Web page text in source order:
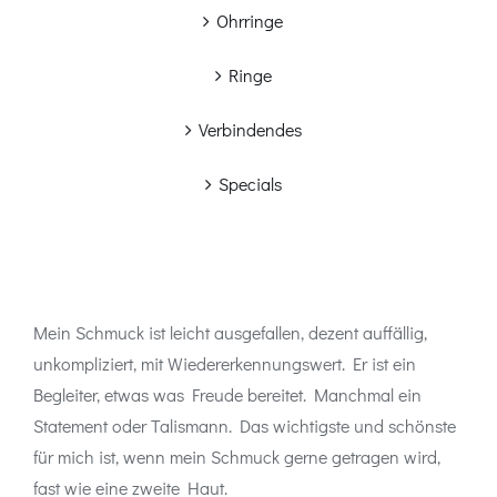
Mein Schmuck ist leicht ausgefallen, dezent auffällig,
unkompliziert, mit Wiedererkennungswert. Er ist ein
Begleiter, etwas was Freude bereitet. Manchmal ein
Statement oder Talismann. Das wichtigste und schönste
für mich ist, wenn mein Schmuck gerne getragen wird,
fast wie eine zweite Haut.
Ohrringe
Ringe
Verbindendes
Specials